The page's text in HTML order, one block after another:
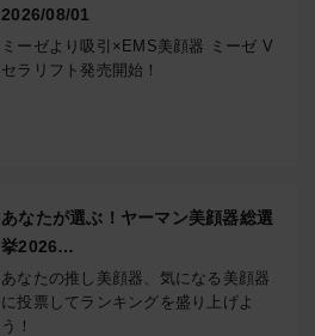
2026/08/01
ミーゼより吸引×EMS美顔器 ミーゼ V
セラリフト発売開始！
あなたが選ぶ！ヤーマン美顔器総選
挙2026
投票で500円クーポンもらえる！
あなたの推し美顔器、気になる美顔器
に投票してランキングを盛り上げよ
う！